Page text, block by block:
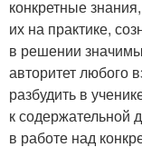
конкретные
их на практике,
в решении
авторитет любого
разбудить в
к содержательной
в работе над